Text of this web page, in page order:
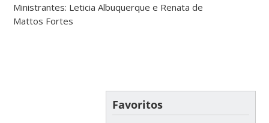
Ministrantes: Leticia Albuquerque e Renata de
Mattos Fortes
Favoritos